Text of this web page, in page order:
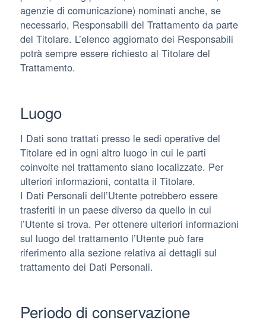
agenzie di comunicazione) nominati anche, se
necessario, Responsabili del Trattamento da parte
del Titolare. L’elenco aggiornato dei Responsabili
potrà sempre essere richiesto al Titolare del
Trattamento.
Luogo
I Dati sono trattati presso le sedi operative del
Titolare ed in ogni altro luogo in cui le parti
coinvolte nel trattamento siano localizzate. Per
ulteriori informazioni, contatta il Titolare.
I Dati Personali dell’Utente potrebbero essere
trasferiti in un paese diverso da quello in cui
l’Utente si trova. Per ottenere ulteriori informazioni
sul luogo del trattamento l’Utente può fare
riferimento alla sezione relativa ai dettagli sul
trattamento dei Dati Personali.
Periodo di conservazione